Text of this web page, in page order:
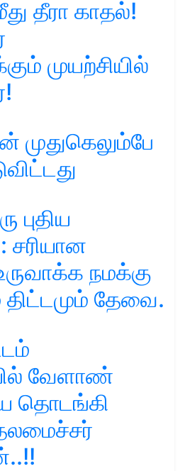
தீரா காதல்!
முயற்சியில்
முதுகெலும்பே
புதிய
சரியான
நமக்கு
திட்டமும் தேவை.
வேளாண்
தொடங்கி